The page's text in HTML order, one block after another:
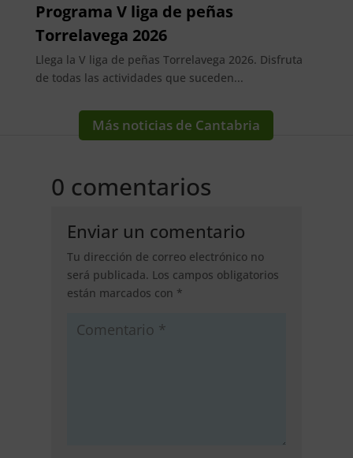
Programa V liga de peñas
Torrelavega 2026
Llega la V liga de peñas Torrelavega 2026. Disfruta
de todas las actividades que suceden...
Más noticias de Cantabria
0 comentarios
Enviar un comentario
Tu dirección de correo electrónico no
será publicada. Los campos obligatorios
están marcados con *